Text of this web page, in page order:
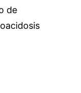
de